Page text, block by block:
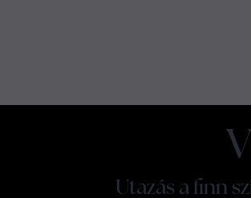
Utazás a finn